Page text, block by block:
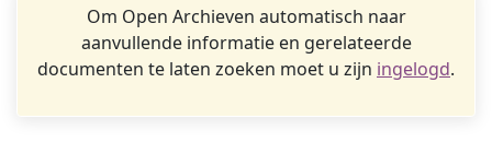
Om Open Archieven automatisch naar
aanvullende informatie en gerelateerde
documenten te laten zoeken moet u zijn ingelogd.